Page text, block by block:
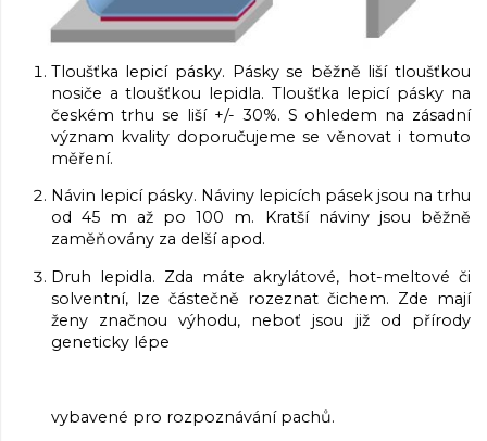
Tloušťka lepicí pásky. Pásky se běžně liší tloušťkou
nosiče a tloušťkou lepidla. Tloušťka lepicí pásky na
českém trhu se liší +/- 30%. S ohledem na zásadní
význam kvality doporučujeme se věnovat i tomuto
měření.
Návin lepicí pásky. Náviny lepicích pásek jsou na trhu
od 45 m až po 100 m. Kratší náviny jsou běžně
zaměňovány za delší apod.
Druh lepidla. Zda máte akrylátové, hot-meltové či
solventní, lze částečně rozeznat čichem. Zde mají
ženy značnou výhodu, neboť jsou již od přírody
geneticky lépe
vybavené pro rozpoznávání pachů.